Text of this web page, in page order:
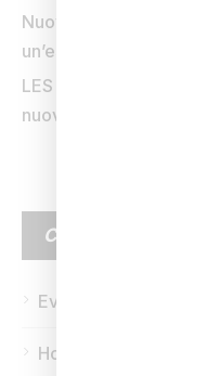
Nuovo olio da
un’esperienza
LES MILLS YOGA
nuovo modo di
CATEGORIE
Eventi
Homepage